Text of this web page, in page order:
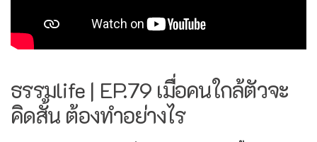
ธรรมlife | EP.79 เมื่อคนใกล้ตัวจะ
คิดสั้น ต้องทำอย่างไร